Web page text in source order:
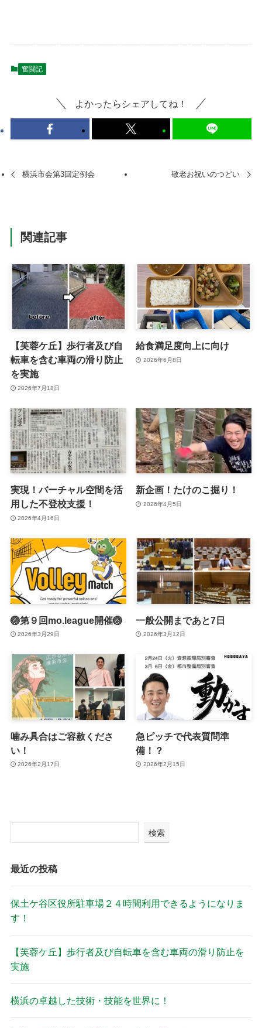
奮闘記
よかったらシェアしてね！
横浜市会第3回定例会 敬老お祝いのつどい
関連記事
【芙蓉ケ丘】歩行者及び自
転車を含む車両の滑り防止
を実施
2026年7月18日
給食満足度向上に向け
2026年6月8日
実現！バーチャル空間を活
用した不登校支援！
2026年4月16日
新企画！たけのこ掘り！
2026年4月5日
🏐第９回mo.league開催🏐
2026年3月29日
一般公開まであと7日
2026年3月12日
噛み具合はご容赦くださ
い！
2026年2月17日
急ピッチで代表質問準
備！？
2026年2月15日
検索
最近の投稿
保土ケ谷区役所駐車場２４時間利用できるようになりま
す！
【芙蓉ケ丘】歩行者及び自転車を含む車両の滑り防止を
実施
横浜の卓越した技術・技能を世界に！